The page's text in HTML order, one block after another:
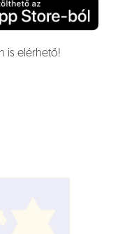
is elérhető!